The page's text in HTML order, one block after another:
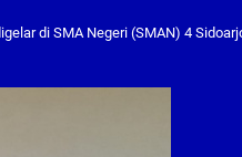
di SMA Negeri (SMAN) 4